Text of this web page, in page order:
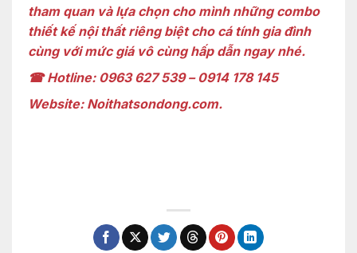
tham quan và lựa chọn cho mình những combo
thiết kế nội thất riêng biệt cho cá tính gia đình
cùng với mức giá vô cùng hấp dẫn ngay nhé.
☎Hotline: 0963 627 539 – 0914 178 145
Website: Noithatsondong.com.